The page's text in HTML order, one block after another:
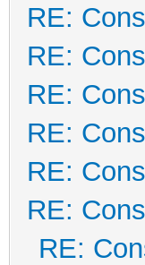
RE:
RE:
RE:
RE:
RE:
RE:
RE: